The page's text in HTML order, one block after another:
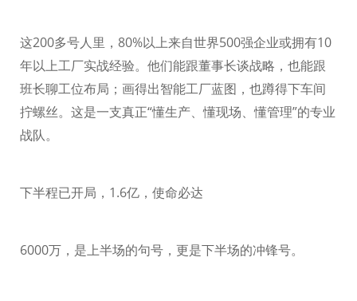
这200多号人里， 80%以上来自世界500强企业或拥有10
年以上工厂实战经验。他们能跟董事长谈战略，也能跟
班长聊工位布局；画得出智能工厂蓝图，也蹲得下车间
拧螺丝。这是一支真正“懂生产、懂现场、懂管理”的专业
战队。
下半程已开局， 1.6亿，使命必达
6000万，是上半场的句号，更是下半场的冲锋号。